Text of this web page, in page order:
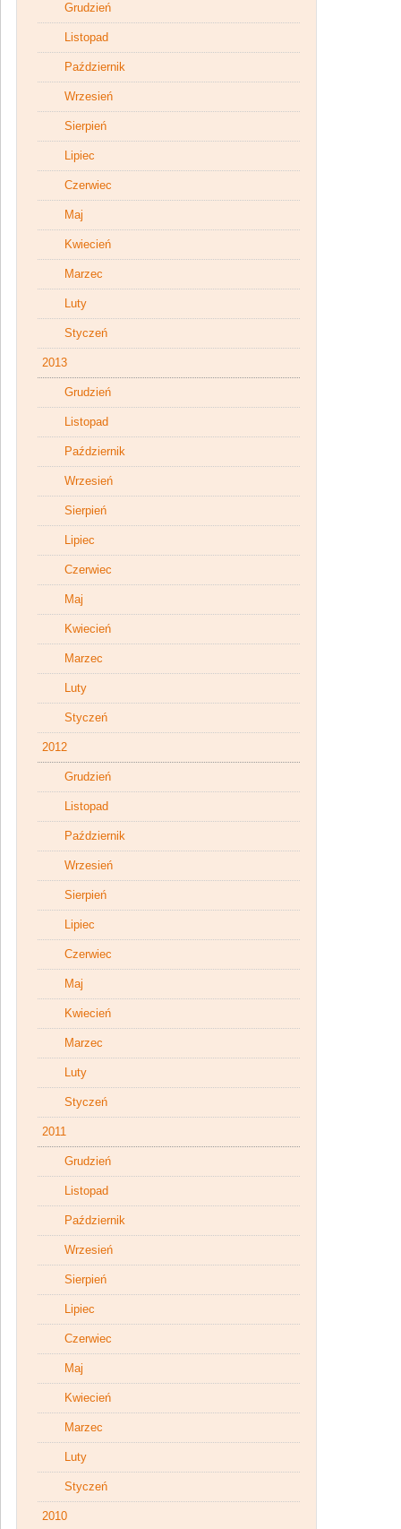
Grudzień
Listopad
Październik
Wrzesień
Sierpień
Lipiec
Czerwiec
Maj
Kwiecień
Marzec
Luty
Styczeń
2013
Grudzień
Listopad
Październik
Wrzesień
Sierpień
Lipiec
Czerwiec
Maj
Kwiecień
Marzec
Luty
Styczeń
2012
Grudzień
Listopad
Październik
Wrzesień
Sierpień
Lipiec
Czerwiec
Maj
Kwiecień
Marzec
Luty
Styczeń
2011
Grudzień
Listopad
Październik
Wrzesień
Sierpień
Lipiec
Czerwiec
Maj
Kwiecień
Marzec
Luty
Styczeń
2010